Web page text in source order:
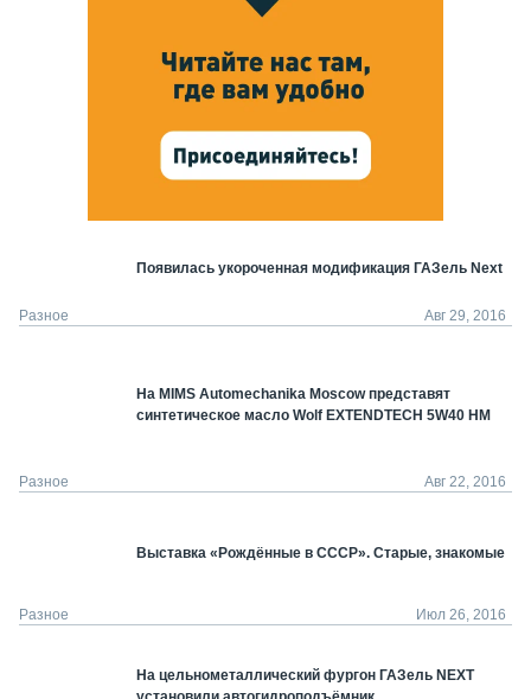
Появилась укороченная модификация ГАЗель Next
Разное Авг 29, 2016
На MIMS Automechanika Moscow представят
синтетическое масло Wolf EXTENDTECH 5W40 HM
Разное Авг 22, 2016
Выставка «Рождённые в СССР». Старые, знакомые
Разное Июл 26, 2016
На цельнометаллический фургон ГАЗель NEXT